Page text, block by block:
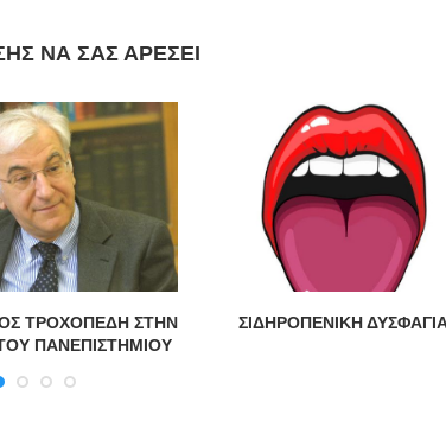
ΝΑ ΣΑΣ ΑΡΈΣΕΙ
ΤΡΟΧΟΠΕΔΗ ΣΤΗΝ
ΠΑΝΕΠΙΣΤΗΜΙΟΥ
ΣΙΔΗΡΟΠΕΝΙΚΗ